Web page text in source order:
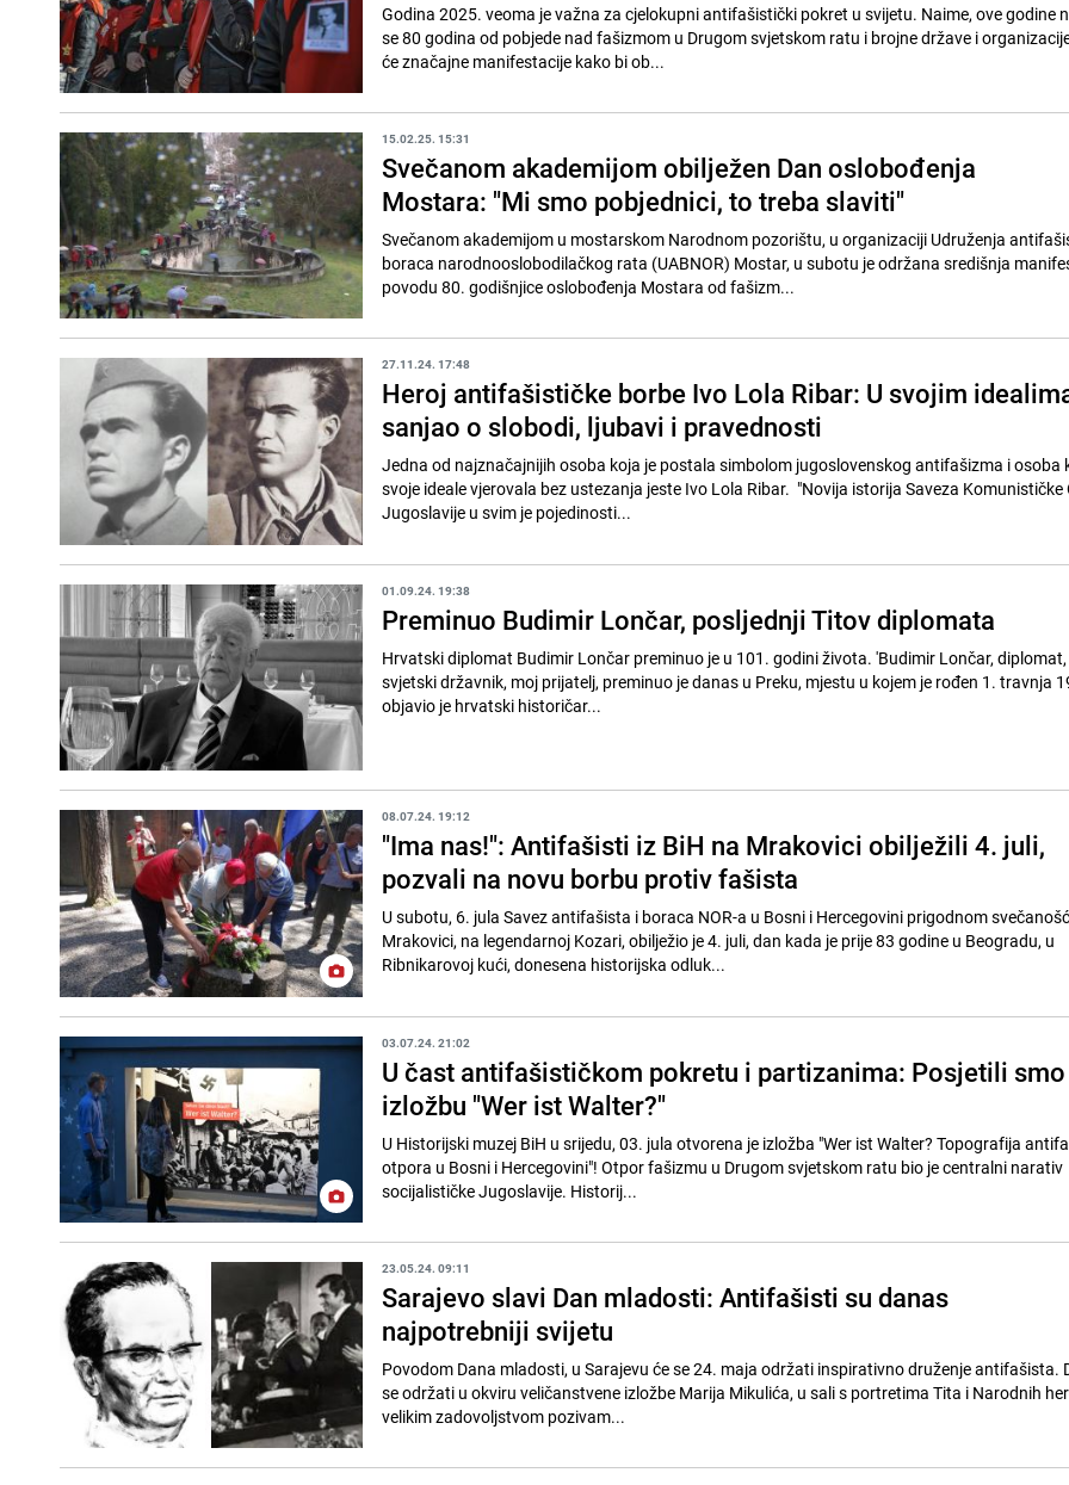
Godina 2025. veoma je važna za cjelokupni antifašistički pokret u svijetu. Naime, ove godine
se 80 godina od pobjede nad fašizmom u Drugom svjetskom ratu i brojne države i
će značajne manifestacije kako bi ob...
15.02.25. 15:31
Svečanom akademijom obilježen Dan oslobođenja
Mostara: "Mi smo pobjednici, to treba slaviti"
Svečanom akademijom u mostarskom Narodnom pozorištu, u organizaciji Udruženja
boraca narodnooslobodilačkog rata (UABNOR) Mostar, u subotu je održana središnja
povodu 80. godišnjice oslobođenja Mostara od fašizm...
27.11.24. 17:48
Heroj antifašističke borbe Ivo Lola Ribar: U svojim
sanjao o slobodi, ljubavi i pravednosti
Jedna od najznačajnijih osoba koja je postala simbolom jugoslovenskog antifašizma i osoba
svoje ideale vjerovala bez ustezanja jeste Ivo Lola Ribar. "Novija istorija Saveza Komunističke
Jugoslavije u svim je pojedinosti...
01.09.24. 19:38
Preminuo Budimir Lončar, posljednji Titov diplomata
Hrvatski diplomat Budimir Lončar preminuo je u 101. godini života. 'Budimir Lončar,
svjetski državnik, moj prijatelj, preminuo je danas u Preku, mjestu u kojem je rođen 1. travnja
objavio je hrvatski historičar...
08.07.24. 19:12
"Ima nas!": Antifašisti iz BiH na Mrakovici obilježili 4. juli,
pozvali na novu borbu protiv fašista
U subotu, 6. jula Savez antifašista i boraca NOR-a u Bosni i Hercegovini prigodnom
Mrakovici, na legendarnoj Kozari, obilježio je 4. juli, dan kada je prije 83 godine u Beogradu, u
Ribnikarovoj kući, donesena historijska odluk...
03.07.24. 21:02
U čast antifašističkom pokretu i partizanima: Posjetili smo
izložbu "Wer ist Walter?"
U Historijski muzej BiH u srijedu, 03. jula otvorena je izložba "Wer ist Walter? Topografija
otpora u Bosni i Hercegovini"! Otpor fašizmu u Drugom svjetskom ratu bio je centralni narativ
socijalističke Jugoslavije. Historij...
23.05.24. 09:11
Sarajevo slavi Dan mladosti: Antifašisti su danas
najpotrebniji svijetu
Povodom Dana mladosti, u Sarajevu će se 24. maja održati inspirativno druženje antifašista.
se održati u okviru veličanstvene izložbe Marija Mikulića, u sali s portretima Tita i Narodnih
velikim zadovoljstvom pozivam...